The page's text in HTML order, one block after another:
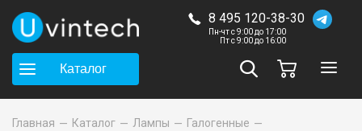
8 495 120-38-30
Пн-чт с 9:00 до 17:00
Пт с 9:00 до 16:00
Каталог
Главная Каталог Лампы
Галогенные